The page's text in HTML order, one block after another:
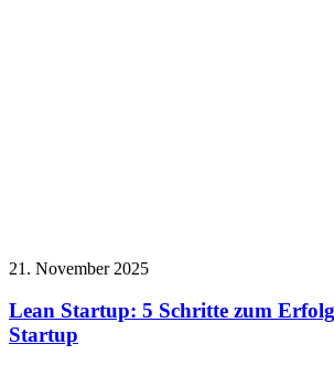
21. November 2025
Lean Startup: 5 Schritte zum
Startup